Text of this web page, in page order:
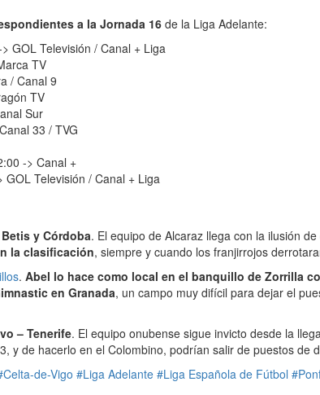
a la Jornada 16 de la Liga Adelante:
GOL Televisión / Canal + Liga
TV
/ Canal 9
TV
Sur
33 / TVG
-> Canal +
Televisión / Canal + Liga
Betis y Córdoba. El equipo de Alcaraz llega con la ilusión
la clasificación, siempre y cuando los franjirrojos
. Abel lo hace como local en el banquillo de Zorrilla
en Granada, un campo muy difícil para dejar el
– Tenerife. El equipo onubense sigue invicto desde la
y de hacerlo en el Colombino, podrían salir de puestos de
de-Vigo #Liga Adelante #Liga Española de Fútbol